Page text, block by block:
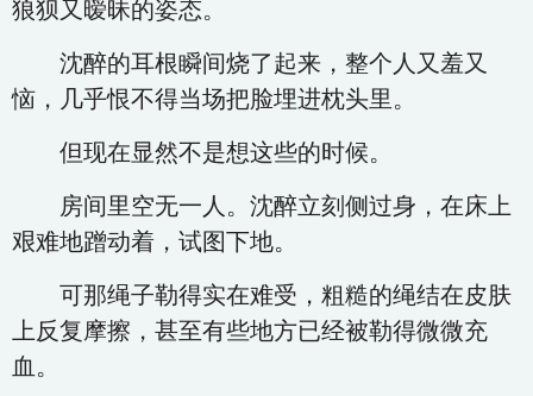
狼狈又暧昧的姿态。
沈醉的耳根瞬间烧了起来，整个人又羞又
恼，几乎恨不得当场把脸埋进枕头里。
但现在显然不是想这些的时候。
房间里空无一人。沈醉立刻侧过身，在床上
艰难地蹭动着，试图下地。
可那绳子勒得实在难受，粗糙的绳结在皮肤
上反复摩擦，甚至有些地方已经被勒得微微充
血。